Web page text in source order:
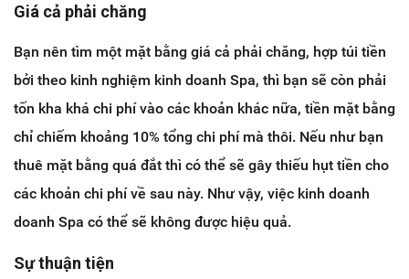
Giá cả phải chăng
Bạn nên tìm một mặt bằng giá cả phải chăng, hợp túi tiền
bởi theo kinh nghiệm kinh doanh Spa, thì bạn sẽ còn phải
tốn kha khá chi phí vào các khoản khác nữa, tiền mặt bằng
chỉ chiếm khoảng 10% tổng chi phí mà thôi. Nếu như bạn
thuê mặt bằng quá đắt thì có thể sẽ gây thiếu hụt tiền cho
các khoản chi phí về sau này. Như vậy, việc kinh doanh
doanh Spa có thể sẽ không được hiệu quả.
Sự thuận tiện